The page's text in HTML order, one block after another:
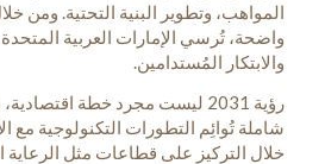
المواهب، وتطوير البنية التحتية. ومن
واضحة، تُرسي الإمارات العربية
والابتكار المُستدامين.
رؤية 2031 ليست مجرد خطة
شاملة تُوائِم التطورات التكنولوجية مع
خلال التركيز على قطاعات مثل الرعاية